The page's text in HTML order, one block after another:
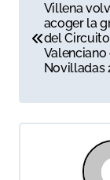
a
e
g
Villena
acoger la
del Circuito
Valenciano
Novilladas